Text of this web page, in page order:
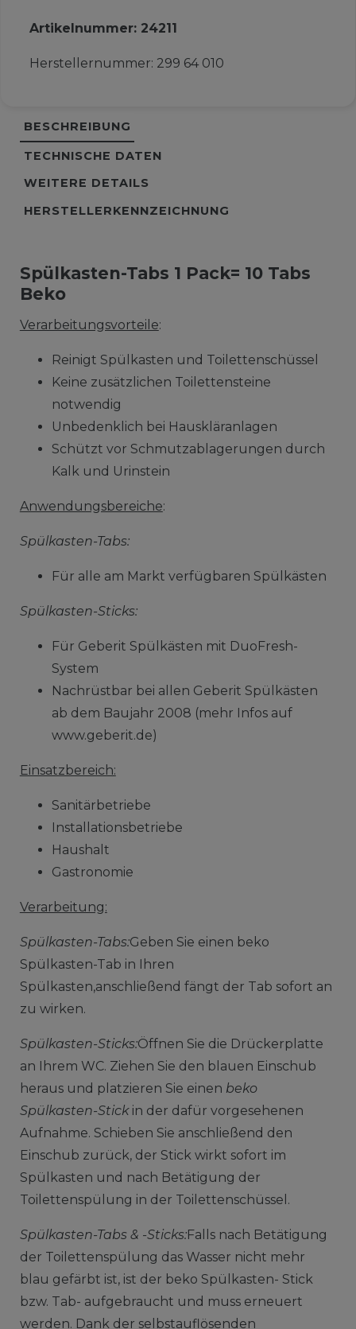
Artikelnummer: 24211
Herstellernummer: 299 64 010
BESCHREIBUNG
TECHNISCHE DATEN
WEITERE DETAILS
HERSTELLERKENNZEICHNUNG
Spülkasten-Tabs 1 Pack= 10 Tabs
Beko
Verarbeitungsvorteile:
Reinigt Spülkasten und Toilettenschüssel
Keine zusätzlichen Toilettensteine
notwendig
Unbedenklich bei Hauskläranlagen
Schützt vor Schmutzablagerungen durch
Kalk und Urinstein
Anwendungsbereiche:
Spülkasten-Tabs:
Für alle am Markt verfügbaren Spülkästen
Spülkasten-Sticks:
Für Geberit Spülkästen mit DuoFresh-
System
Nachrüstbar bei allen Geberit Spülkästen
ab dem Baujahr 2008 (mehr Infos auf
www.geberit.de)
Einsatzbereich:
Sanitärbetriebe
Installationsbetriebe
Haushalt
Gastronomie
Verarbeitung:
Spülkasten-Tabs:Geben Sie einen beko
Spülkasten-Tab in Ihren
Spülkasten,anschließend fängt der Tab sofort an
zu wirken.
Spülkasten-Sticks:Öffnen Sie die Drückerplatte
an Ihrem WC. Ziehen Sie den blauen Einschub
heraus und platzieren Sie einen beko
Spülkasten-Stickin der dafür vorgesehenen
Aufnahme. Schieben Sie anschließend den
Einschub zurück, der Stick wirkt sofort im
Spülkasten und nach Betätigung der
Toilettenspülung in der Toilettenschüssel.
Spülkasten-Tabs & -Sticks:Falls nach Betätigung
der Toilettenspülung das Wasser nicht mehr
blau gefärbt ist, ist der beko Spülkasten- Stick
bzw. Tab- aufgebraucht und muss erneuert
werden. Dank der selbstauflösenden